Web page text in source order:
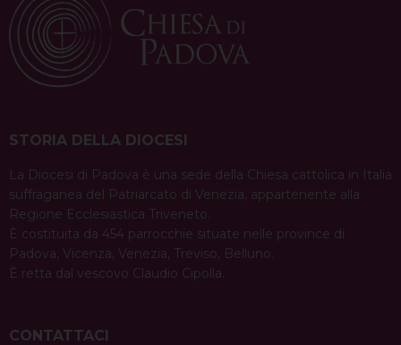
STORIA DELLA DIOCESI
La Diocesi di Padova è una sede della Chiesa cattolica in Italia
suffraganea del Patriarcato di Venezia, appartenente alla
Regione Ecclesiastica Triveneto.
È costituita da 454 parrocchie situate nelle province di
Padova, Vicenza, Venezia, Treviso, Belluno.
È retta dal vescovo Claudio Cipolla.
CONTATTACI